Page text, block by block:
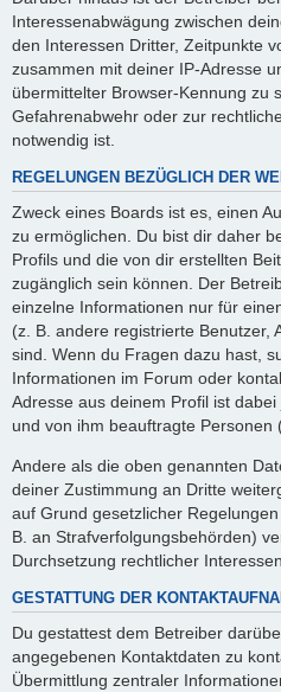
Interessenabwägung zwischen
den Interessen Dritter, Zeitpunkte
zusammen mit deiner IP-Adresse
übermittelter Browser-Kennung zu
Gefahrenabwehr oder zur
notwendig ist.
REGELUNGEN BEZÜGLICH DER
Zweck eines Boards ist es, einen
zu ermöglichen. Du bist dir daher
Profils und die von dir erstellten
zugänglich sein können. Der
einzelne Informationen nur für
(z. B. andere registrierte Benutzer,
sind. Wenn du Fragen dazu hast,
Informationen im Forum oder
Adresse aus deinem Profil ist
und von ihm beauftragte Personen
Andere als die oben genannten
deiner Zustimmung an Dritte
auf Grund gesetzlicher
B. an Strafverfolgungsbehörden)
Durchsetzung rechtlicher
GESTATTUNG DER
Du gestattest dem Betreiber
angegebenen Kontaktdaten zu
Übermittlung zentraler